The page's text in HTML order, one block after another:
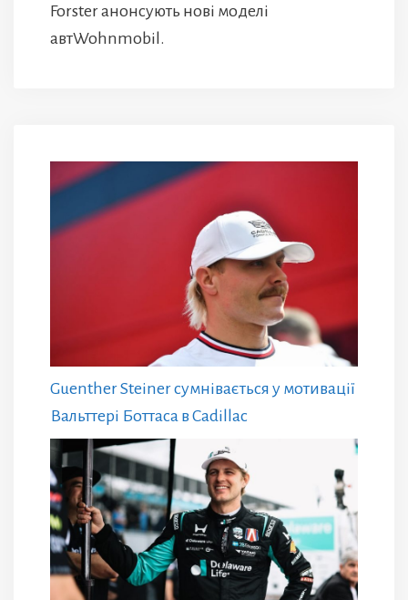
Forster анонсують нові моделі
автWohnmobil.
Guenther Steiner сумнівається у мотивації
Вальттері Боттаса в Cadillac